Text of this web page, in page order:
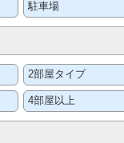
駐車場
2部屋タイプ
4部屋以上